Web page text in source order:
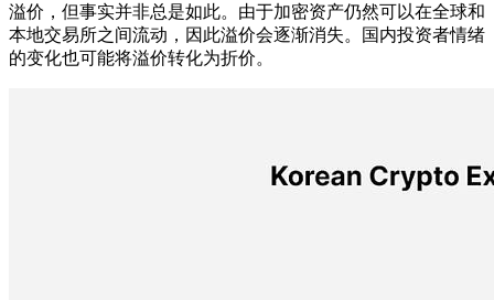
溢价，但事实并非总是如此。由于加密资产仍然可以在全球和
本地交易所之间流动，因此溢价会逐渐消失。国内投资者情绪
的变化也可能将溢价转化为折价。